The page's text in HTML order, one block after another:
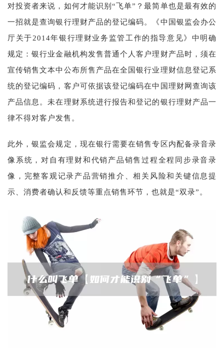
对投资者来说，如何才能识别“飞单”？最简单也是最有效的
一招就是查询银行理财产品的登记编码。《中国银监会办公
厅关于2014年银行理财业务监管工作的指导意见》中明确
规定：银行业金融机构发售普通个人客户理财产品时，须在
宣传销售文本中公布所售产品在全国银行业理财信息登记系
统的登记编码，客户可依据该登记编码在中国理财网查询该
产品信息。未在理财系统进行报告和登记的银行理财产品一
律不得对客户发售。
此外，银监会规定，现在银行需要在销售专区内配备录音录
像系统，对自有理财和代销产品销售过程全程同步录音录
像，完整客观记录产品营销推介、相关风险和关键信息提
示、消费者确认和反馈等重点销售环节，也就是“双录”。